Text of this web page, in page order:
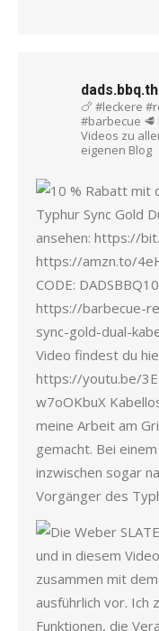
🍗 #leckere
#barbecue
Videos zu
eigenen Blog